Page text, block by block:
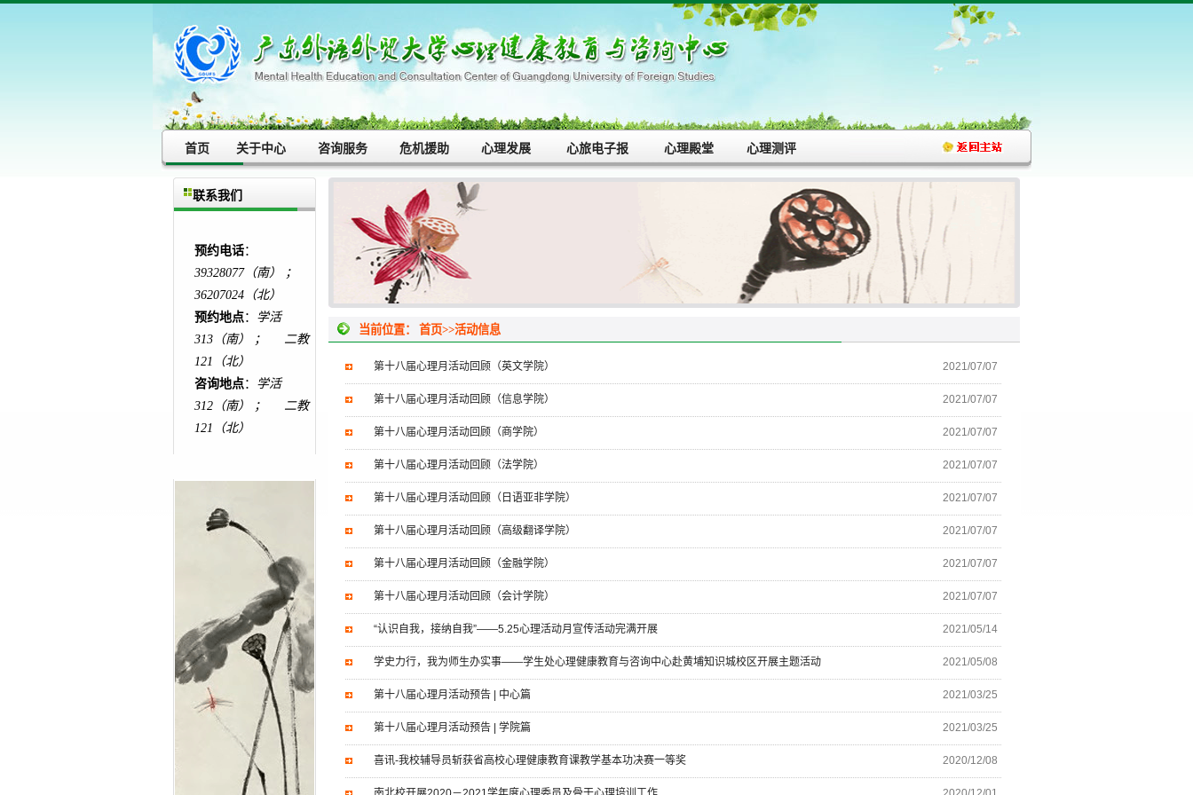
首页 关于中心 咨询服务 危机援助 心理发展 心旅电子报 心理殿堂 心理测评
联系我们
预约电话：
39328077（南） ；
36207024（北）
预约地点： 学活
313（南） ； 二教
121（北）
咨询地点： 学活
312（南） ； 二教
121（北）
当前位置： 首页>>活动信息
第十八届心理月活动回顾（英文学院） 2021/07/07
第十八届心理月活动回顾（信息学院） 2021/07/07
第十八届心理月活动回顾（商学院） 2021/07/07
第十八届心理月活动回顾（法学院） 2021/07/07
第十八届心理月活动回顾（日语亚非学院） 2021/07/07
第十八届心理月活动回顾（高级翻译学院） 2021/07/07
第十八届心理月活动回顾（金融学院） 2021/07/07
第十八届心理月活动回顾（会计学院） 2021/07/07
“认识自我，接纳自我”——5.25心理活动月宣传活动完满开展 2021/05/14
学史力行，我为师生办实事——学生处心理健康教育与咨询中心赴黄埔知识城校区开展主题活动 2021/05/08
第十八届心理月活动预告 | 中心篇 2021/03/25
第十八届心理月活动预告 | 学院篇 2021/03/25
喜讯-我校辅导员斩获省高校心理健康教育课教学基本功决赛一等奖 2020/12/08